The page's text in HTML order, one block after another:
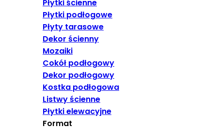
Płytki ścienne
Płytki podłogowe
Płyty tarasowe
Dekor ścienny
Mozaiki
Cokół podłogowy
Dekor podłogowy
Kostka podłogowa
Listwy ścienne
Płytki elewacyjne
Format